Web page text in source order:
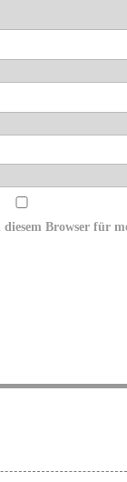
Browser für